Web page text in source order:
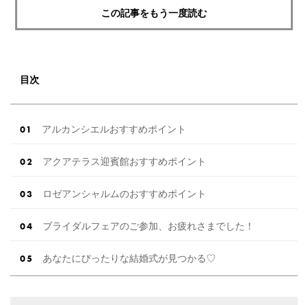
この記事をもう一度読む
目次
アルカンシエルおすすめポイント
アクアテラス迎賓館おすすめポイント
ロゼアンシャルムのおすすめポイント
ブライダルフェアのご参加、お疲れさまでした！
あなたにぴったりな結婚式が見つかる♡